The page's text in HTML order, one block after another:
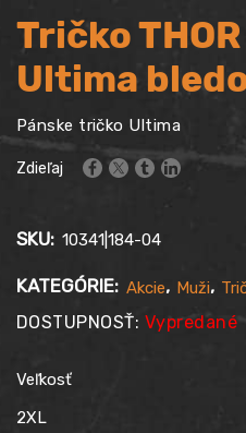
Tričko
Ultima
Pánske tričko Ultima
Zdieľaj
SKU: 10341|184-04
KATEGÓRIE: Akcie, Muži,
DOSTUPNOSŤ: Vypredané
Veľkosť